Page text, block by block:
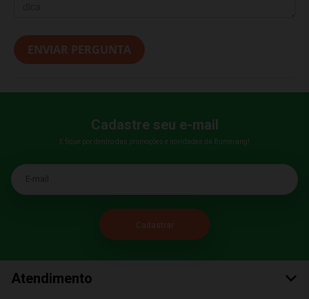
ENVIAR PERGUNTA
Cadastre seu e-mail
E fique por dentro das promoções e novidades da Bumerang!
E-mail
Atendimento